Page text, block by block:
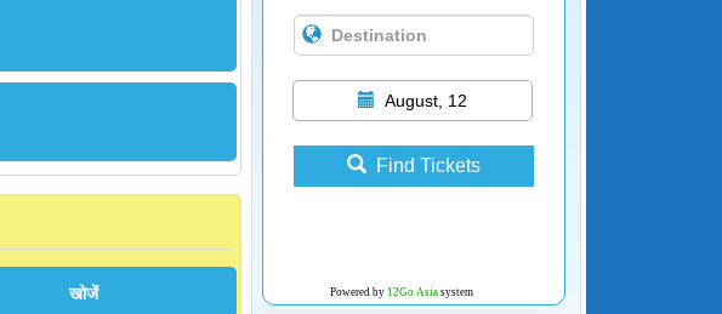
August, 12
Find Tickets
Powered by 12Go Asiasystem